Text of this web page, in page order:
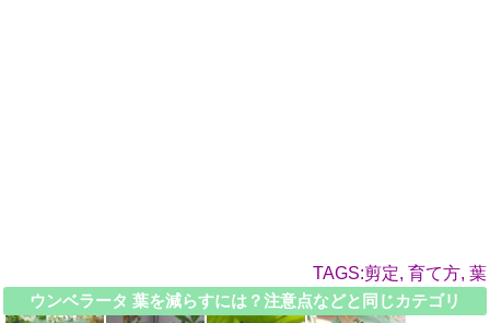
TAGS:剪定, 育て方, 葉
ウンベラータ 葉を減らすには？注意点などと同じカテゴリ